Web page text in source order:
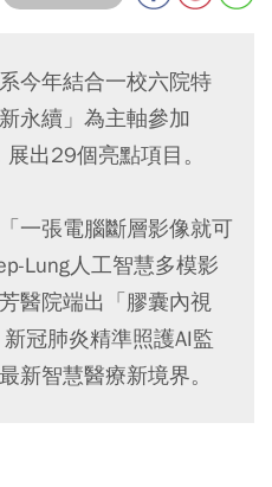
今年結合一校六院特
永續」為主軸參加
出29個亮點項目。
一張電腦斷層影像就可
Lung人工智慧多模影
醫院端出「膠囊內視
冠肺炎精準照護AI監
新智慧醫療新境界。